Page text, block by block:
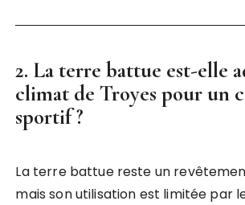
2. La terre battue est-elle
climat de Troyes pour un
sportif ?
La terre battue reste un
mais son utilisation est limitée par